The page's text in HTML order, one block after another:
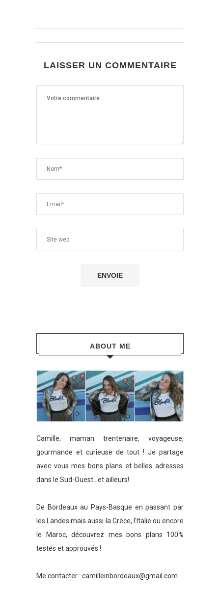
LAISSER UN COMMENTAIRE
ABOUT ME
Camille, maman trentenaire, voyageuse,
gourmande et curieuse de tout ! Je partage
avec vous mes bons plans et belles adresses
dans le Sud-Ouest.. et ailleurs!
De Bordeaux au Pays-Basque en passant par
les Landes mais aussi la Grèce, l'Italie ou encore
le Maroc, découvrez mes bons plans 100%
testés et approuvés !
Me contacter : camilleinbordeaux@gmail.com